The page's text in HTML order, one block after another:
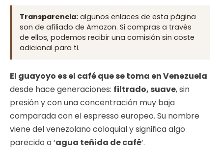
Transparencia: algunos enlaces de esta página
son de afiliado de Amazon. Si compras a través
de ellos, podemos recibir una comisión sin coste
adicional para ti.
El guayoyo es el café que se toma en Venezuela
desde hace generaciones: filtrado, suave, sin
presión y con una concentración muy baja
comparada con el espresso europeo. Su nombre
viene del venezolano coloquial y significa algo
parecido a ‘agua teñida de café‘.